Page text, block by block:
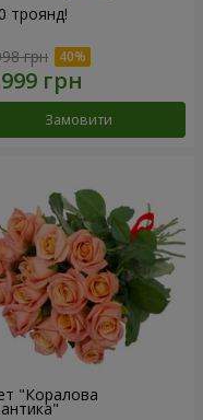
троянд!
грн
Замовити
"Коралова